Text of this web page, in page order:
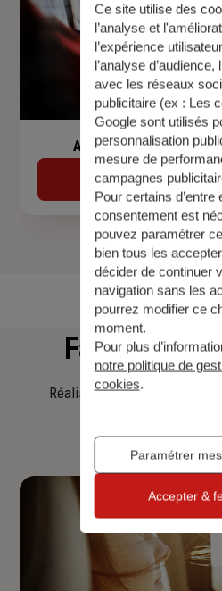
Assurance de prêt
Découvrir
Faitesune
Réalisez une simulation
Ce site utilise des
l’analyse et
l’expérience
l’analyse d’audience,
avec les réseaux
publicitaire (ex : Les
Google sont utilisés
personnalisation
mesure de
campagnes
Pour certains d’entre
consentement est
pouvez paramétrer
bien tous les
décider de continuer
navigation sans les
pourrez modifier ce
moment.
Pour plus
notre politique de
cookies.
Paramétrer
Accepter &